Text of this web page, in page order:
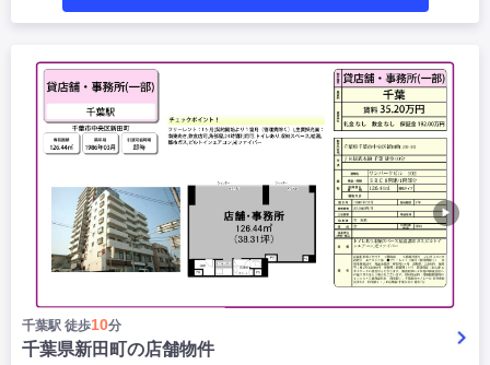
▶
千葉駅 徒歩10分
千葉県新田町の店舗物件